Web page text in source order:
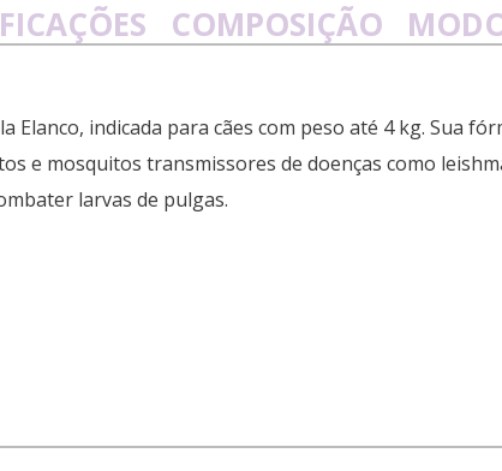
COMPOSIÇÃO
Elanco, indicada para cães com peso até 4 kg. Sua
e mosquitos transmissores de doenças como
larvas de pulgas.